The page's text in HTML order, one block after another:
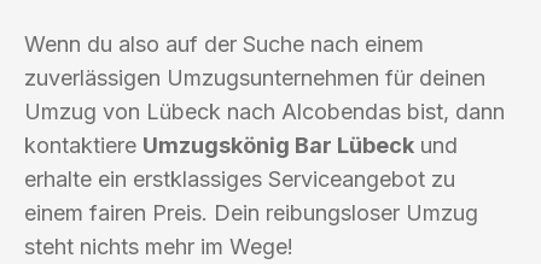
Wenn du also auf der Suche nach einem
zuverlässigen Umzugsunternehmen für deinen
Umzug von Lübeck nach Alcobendas bist, dann
kontaktiere Umzugskönig Bar Lübeck und
erhalte ein erstklassiges Serviceangebot zu
einem fairen Preis. Dein reibungsloser Umzug
steht nichts mehr im Wege!